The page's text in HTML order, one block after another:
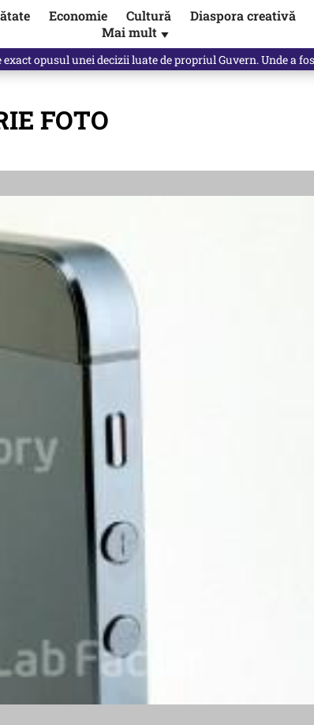
Economie Cultură Diaspora creativă
Mai mult ▼
Badea: E o minciună de mari proporții
FOTO